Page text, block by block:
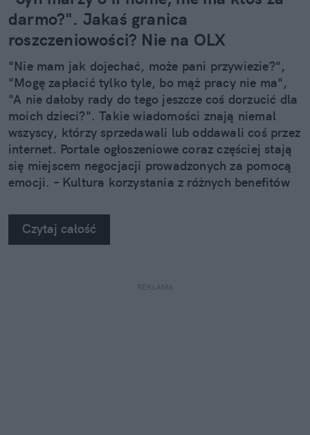
darmo?". Jakaś granica
roszczeniowości? Nie na OLX
"Nie mam jak dojechać, może pani przywiezie?",
"Mogę zapłacić tylko tyle, bo mąż pracy nie ma",
"A nie dałoby rady do tego jeszcze coś dorzucić dla
moich dzieci?". Takie wiadomości znają niemal
wszyscy, którzy sprzedawali lub oddawali coś przez
internet. Portale ogłoszeniowe coraz częściej stają
się miejscem negocjacji prowadzonych za pomocą
emocji. – Kultura korzystania z różnych benefitów
prostu się nam należą – zauważa Karolina
Kownacka, psycholożka.
Czytaj całość
REKLAMA